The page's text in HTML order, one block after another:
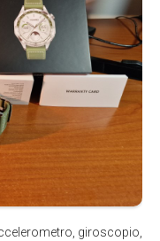
giroscopio,